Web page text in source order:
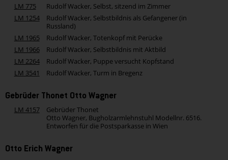
LM 775
Rudolf Wacker, Selbst, sitzend im Zimmer
LM 1254
Rudolf Wacker, Selbstbildnis als Gefangener (in
Russland)
LM 1965
Rudolf Wacker, Totenkopf mit Perücke
LM 1966
Rudolf Wacker, Selbstbildnis mit Aktbild
LM 2264
Rudolf Wacker, Puppe versucht Kopfstand
LM 3541
Rudolf Wacker, Turm in Bregenz
Gebrüder Thonet Otto Wagner
LM 4157
Gebrüder Thonet
Otto Wagner, Bugholzarmlehnstuhl Modellnr. 6516.
Entworfen für die Postsparkasse in Wien
Otto Erich Wagner